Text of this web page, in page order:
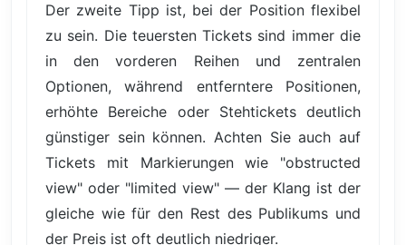
Der zweite Tipp ist, bei der Position flexibel
zu sein. Die teuersten Tickets sind immer die
in den vorderen Reihen und zentralen
Optionen, während entferntere Positionen,
erhöhte Bereiche oder Stehtickets deutlich
günstiger sein können. Achten Sie auch auf
Tickets mit Markierungen wie "obstructed
view" oder "limited view" — der Klang ist der
gleiche wie für den Rest des Publikums und
der Preis ist oft deutlich niedriger.